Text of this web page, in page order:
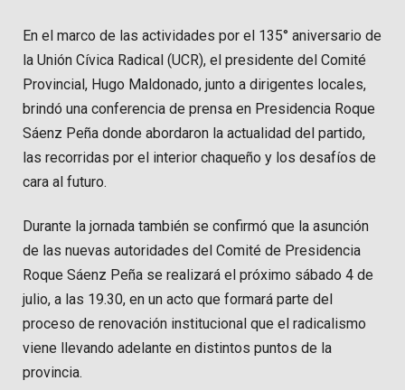
En el marco de las actividades por el 135° aniversario de
la Unión Cívica Radical (UCR), el presidente del Comité
Provincial, Hugo Maldonado, junto a dirigentes locales,
brindó una conferencia de prensa en Presidencia Roque
Sáenz Peña donde abordaron la actualidad del partido,
las recorridas por el interior chaqueño y los desafíos de
cara al futuro.
Durante la jornada también se confirmó que la asunción
de las nuevas autoridades del Comité de Presidencia
Roque Sáenz Peña se realizará el próximo sábado 4 de
julio, a las 19.30, en un acto que formará parte del
proceso de renovación institucional que el radicalismo
viene llevando adelante en distintos puntos de la
provincia.